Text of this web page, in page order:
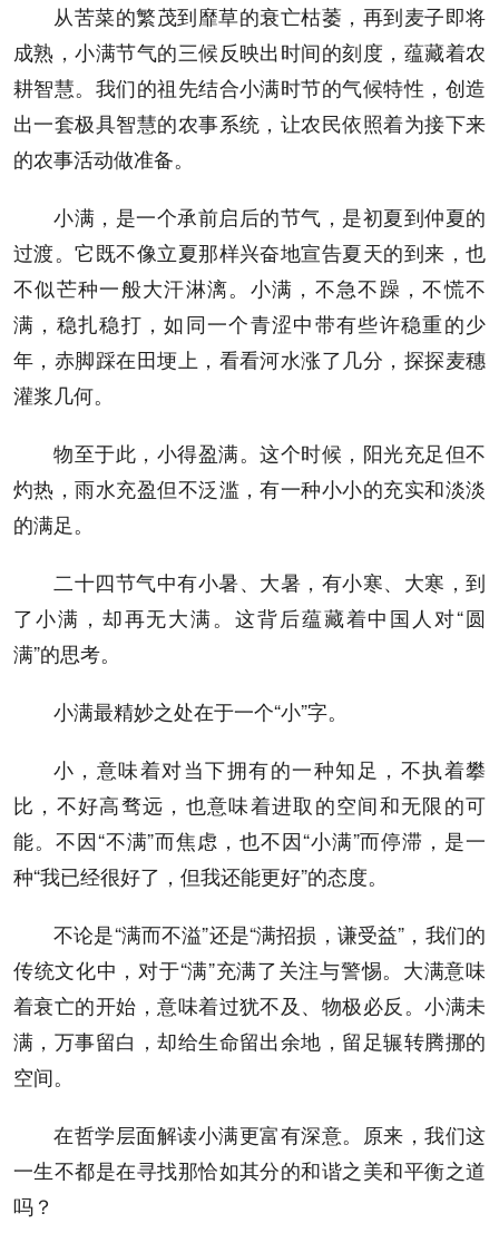
从苦菜的繁茂到靡草的衰亡枯萎，再到麦子即将
成熟，小满节气的三候反映出时间的刻度，蕴藏着农
耕智慧。我们的祖先结合小满时节的气候特性，创造
出一套极具智慧的农事系统，让农民依照着为接下来
的农事活动做准备。
小满，是一个承前启后的节气，是初夏到仲夏的
过渡。它既不像立夏那样兴奋地宣告夏天的到来，也
不似芒种一般大汗淋漓。小满，不急不躁，不慌不
满，稳扎稳打，如同一个青涩中带有些许稳重的少
年，赤脚踩在田埂上，看看河水涨了几分，探探麦穗
灌浆几何。
物至于此，小得盈满。这个时候，阳光充足但不
灼热，雨水充盈但不泛滥，有一种小小的充实和淡淡
的满足。
二十四节气中有小暑、大暑，有小寒、大寒，到
了小满，却再无大满。这背后蕴藏着中国人对“圆
满”的思考。
小满最精妙之处在于一个“小”字。
小，意味着对当下拥有的一种知足，不执着攀
比，不好高骛远，也意味着进取的空间和无限的可
能。不因“不满”而焦虑，也不因“小满”而停滞，是一
种“我已经很好了，但我还能更好”的态度。
不论是“满而不溢”还是“满招损，谦受益”，我们的
传统文化中，对于“满”充满了关注与警惕。大满意味
着衰亡的开始，意味着过犹不及、物极必反。小满未
满，万事留白，却给生命留出余地，留足辗转腾挪的
空间。
在哲学层面解读小满更富有深意。原来，我们这
一生不都是在寻找那恰如其分的和谐之美和平衡之道
吗？